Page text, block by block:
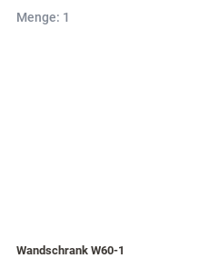
Menge: 1
Wandschrank W60-1